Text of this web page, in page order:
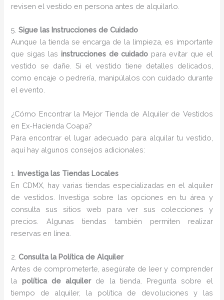
revisen el vestido en persona antes de alquilarlo.
5.Sigue las Instrucciones de Cuidado
Aunque la tienda se encarga de la limpieza, es importante
que sigas las instrucciones de cuidado para evitar que el
vestido se dañe. Si el vestido tiene detalles delicados,
como encaje o pedrería, manipúlalos con cuidado durante
el evento.
¿Cómo Encontrar la Mejor Tienda de Alquiler de Vestidos
en Ex-Hacienda Coapa?
Para encontrar el lugar adecuado para alquilar tu vestido,
aquí hay algunos consejos adicionales:
1. Investiga las Tiendas Locales
En CDMX, hay varias tiendas especializadas en el alquiler
de vestidos. Investiga sobre las opciones en tu área y
consulta sus sitios web para ver sus colecciones y
precios. Algunas tiendas también permiten realizar
reservas en línea.
2.Consulta la Política de Alquiler
Antes de comprometerte, asegúrate de leer y comprender
la política de alquilerde la tienda. Pregunta sobre el
tiempo de alquiler, la política de devoluciones y las